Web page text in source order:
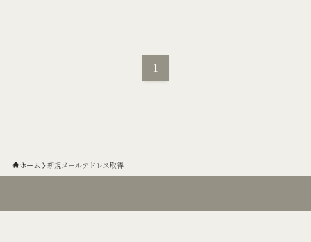
1
ホーム 新規メールアドレス取得